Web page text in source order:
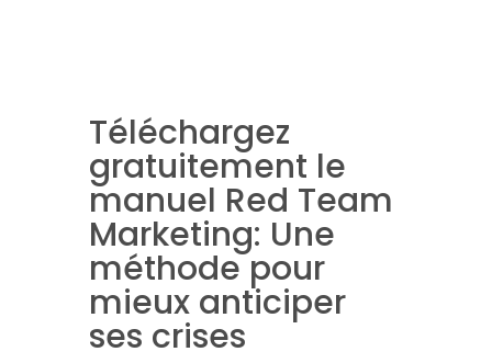
Téléchargez
gratuitement le
manuel Red Team
Marketing: Une
méthode pour
mieux anticiper
ses crises